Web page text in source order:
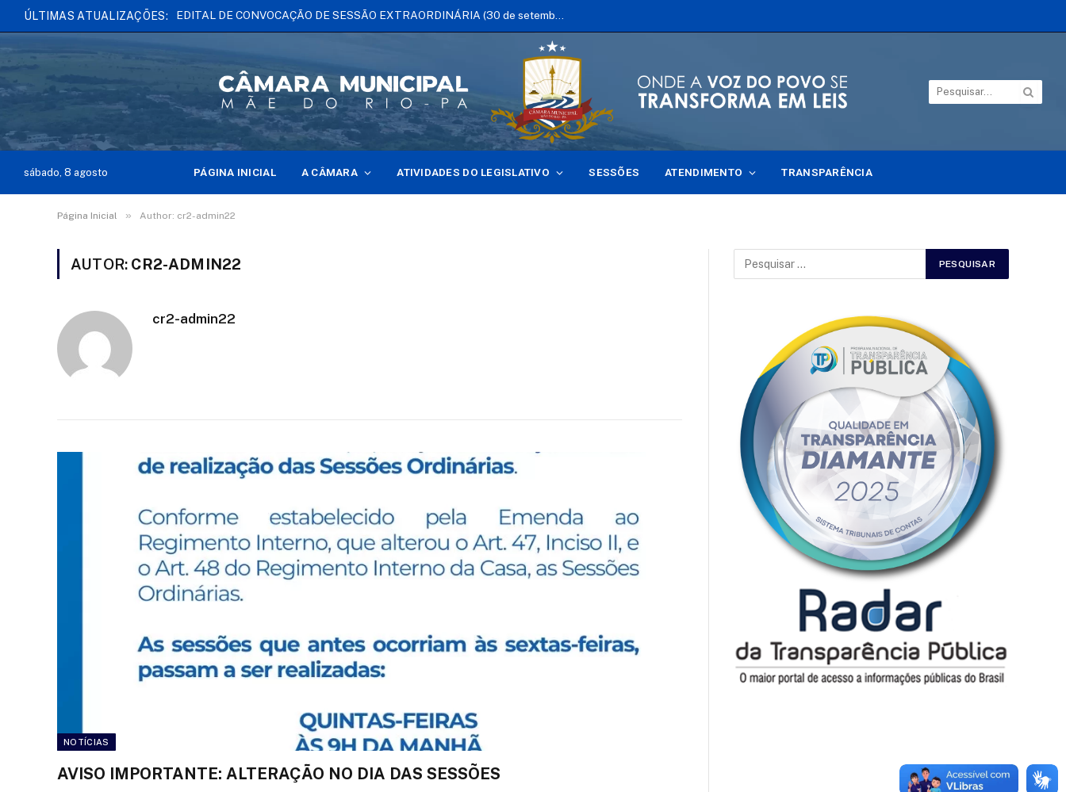
ÚLTIMAS ATUALIZAÇÕES: EDITAL DE CONVOCAÇÃO DE SESSÃO EXTRAORDINÁRIA (30 de setembro de 2025)
sábado, 8 agosto PÁGINA INICIAL A CÂMARA ATIVIDADES DO LEGISLATIVO SESSÕES ATENDIMENTO TRANSPARÊNCIA
Página Inicial » Author: cr2-admin22
AUTOR: CR2-ADMIN22
cr2-admin22
NOTÍCIAS
AVISO IMPORTANTE: ALTERAÇÃO NO DIA DAS SESSÕES